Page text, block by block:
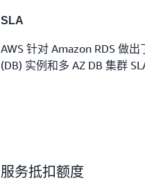
SLA
AWS 针对 Amazon RDS 做
(DB) 实例和多 AZ DB 集群
服务抵扣额度